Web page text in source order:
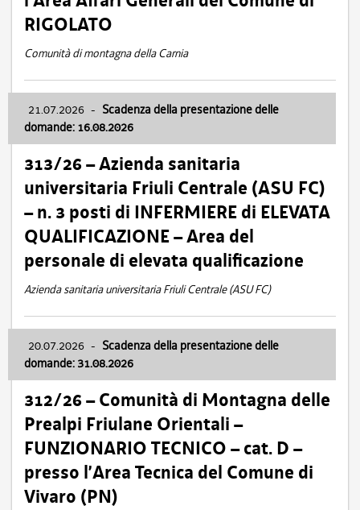
RIGOLATO
Comunità di montagna della Carnia
21.07.2026 - Scadenza della presentazione delle
domande: 16.08.2026
313/26 – Azienda sanitaria
universitaria Friuli Centrale (ASU FC)
– n. 3 posti di INFERMIERE di ELEVATA
QUALIFICAZIONE – Area del
personale di elevata qualificazione
Azienda sanitaria universitaria Friuli Centrale (ASU FC)
20.07.2026 - Scadenza della presentazione delle
domande: 31.08.2026
312/26 – Comunità di Montagna delle
Prealpi Friulane Orientali –
FUNZIONARIO TECNICO – cat. D –
presso l’Area Tecnica del Comune di
Vivaro (PN)